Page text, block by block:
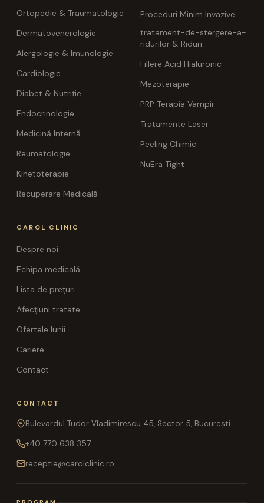
Ortopedie & Traumatologie
Dermatovenerologie
Alergologie & Imunologie
Cardiologie
Diabet & Nutriție
Endocrinologie
Medicină Internă
Reumatologie
Kinetoterapie
Recuperare Medicală
Proceduri Minim Invazive
tratament-de-stergere-a-
ridurilor & Riduri
Fillere Acid Hialuronic
Mezoterapie
PRP Terapia Vampir
Tratamente Laser
Peeling Chimic
NuEra Tight
CAROL CLINIC
Despre noi
Echipa medicală
Lista de prețuri
Afecțiuni tratate
Ofertele lunii
Cariere
Contact
CONTACT
Bulevardul Tudor Vladimirescu 45, Sector 5, București
+40 770 638 357
receptie@carolclinic.ro